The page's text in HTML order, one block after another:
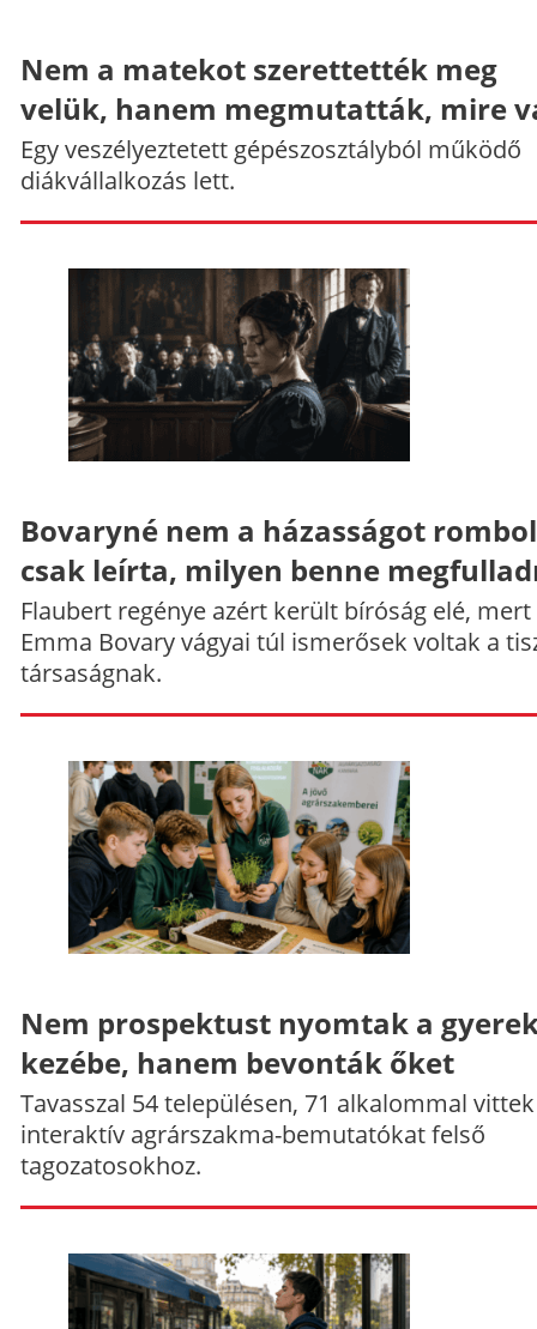
Nem a matekot szerettették meg
velük, hanem megmutatták, mire
Egy veszélyeztetett gépészosztályból működő
diákvállalkozás lett.
Bovaryné nem a házasságot
csak leírta, milyen benne
Flaubert regénye azért került bíróság elé, mert
Emma Bovary vágyai túl ismerősek voltak a
társaságnak.
Nem prospektust nyomtak a
kezébe, hanem bevonták őket
Tavasszal 54 településen, 71 alkalommal vittek
interaktív agrárszakma-bemutatókat felső
tagozatosokhoz.